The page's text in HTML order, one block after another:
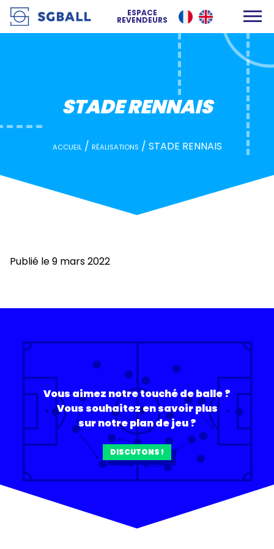
ESPACE
REVENDEURS
STADE RENNAIS
STADE RENNAIS
ACCUEIL/ RÉALISATIONS / STADE RENNAIS
Publié le 9 mars 2022
Vous aimez notre touché de balle ?
Vous souhaitez en savoir plus
sur notre plan de jeu ?
DISCUTONS !